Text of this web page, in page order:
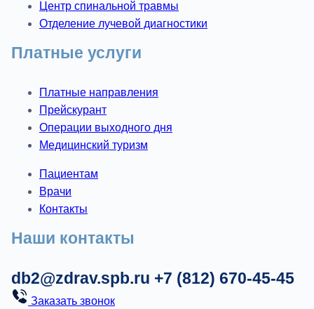
Центр спинальной травмы
Отделение лучевой диагностики
Платные услуги
Платные направления
Прейскурант
Операции выходного дня
Медицинский туризм
Пациентам
Врачи
Контакты
Наши контакты
db2@zdrav.spb.ru +7 (812) 670-45-45
Заказать звонок